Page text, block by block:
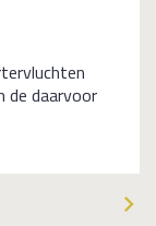
de daarvoor